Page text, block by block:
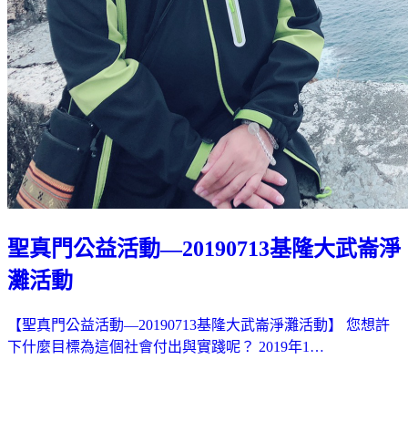
聖真門公益活動—20190713基隆大武崙淨
灘活動
【聖真門公益活動—20190713基隆大武崙淨灘活動】 您想許
下什麼目標為這個社會付出與實踐呢？ 2019年1…